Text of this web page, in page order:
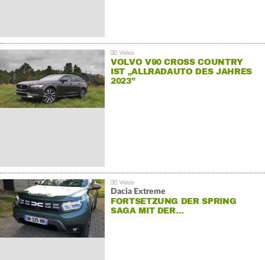
VOLVO V90 CROSS COUNTRY
IST „ALLRADAUTO DES JAHRES
2023”
Dacia Extreme
FORTSETZUNG DER SPRING
SAGA MIT DER…